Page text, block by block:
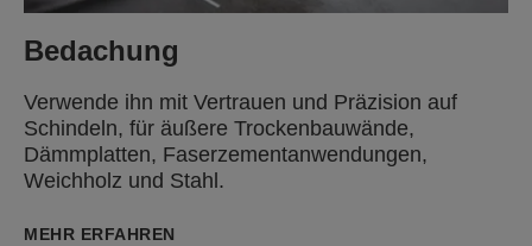
Bedachung
Verwende ihn mit Vertrauen und Präzision auf
Schindeln, für äußere Trockenbauwände,
Dämmplatten, Faserzementanwendungen,
Weichholz und Stahl.
MEHR ERFAHREN